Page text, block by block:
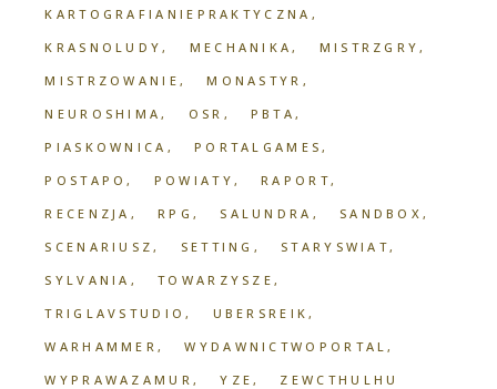
KARTOGRAFIANIEPRAKTYCZNA
KRASNOLUDY
MECHANIKA
MISTRZGRY
MISTRZOWANIE
MONASTYR
NEUROSHIMA
OSR
PBTA
PIASKOWNICA
PORTALGAMES
POSTAPO
POWIATY
RAPORT
RECENZJA
RPG SALUNDRA
SANDBOX
SCENARIUSZ
SETTING
STARYSWIAT
SYLVANIA
TOWARZYSZE
TRIGLAVSTUDIO
UBERSREIK
WARHAMMER
WYDAWNICTWOPORTAL
WYPRAWAZAMUR
YZE ZEWCTHULHU